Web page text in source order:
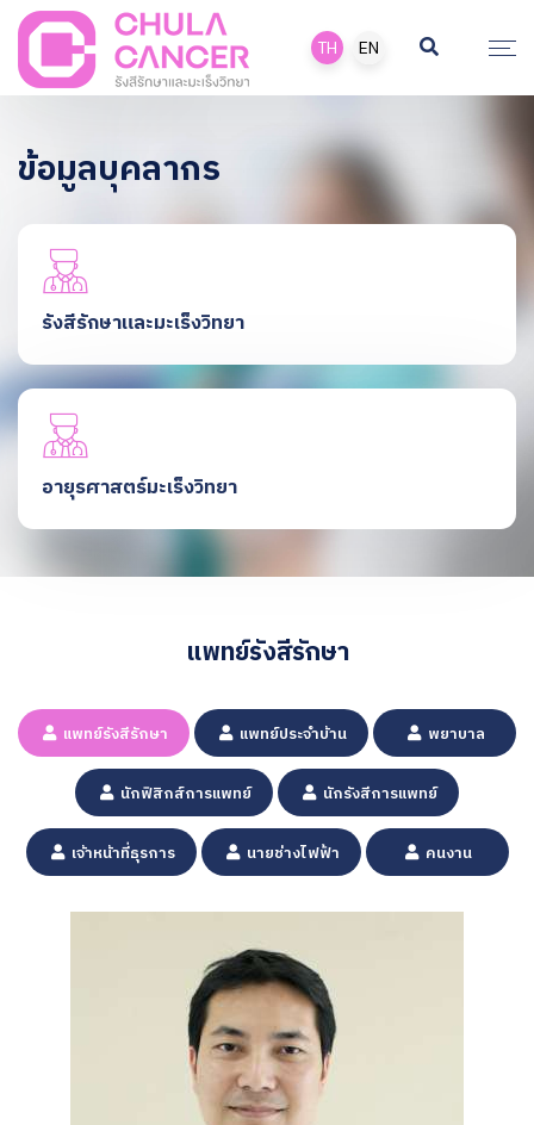
TH EN
ข้อมูลบุคลากร
รังสีรักษาและมะเร็งวิทยา
อายุรศาสตร์มะเร็งวิทยา
แพทย์รังสีรักษา
แพทย์รังสีรักษา แพทย์ประจำบ้าน พยาบาล
นักฟิสิกส์การแพทย์ นักรังสีการแพทย์
เจ้าหน้าที่ธุรการ นายช่างไฟฟ้า คนงาน